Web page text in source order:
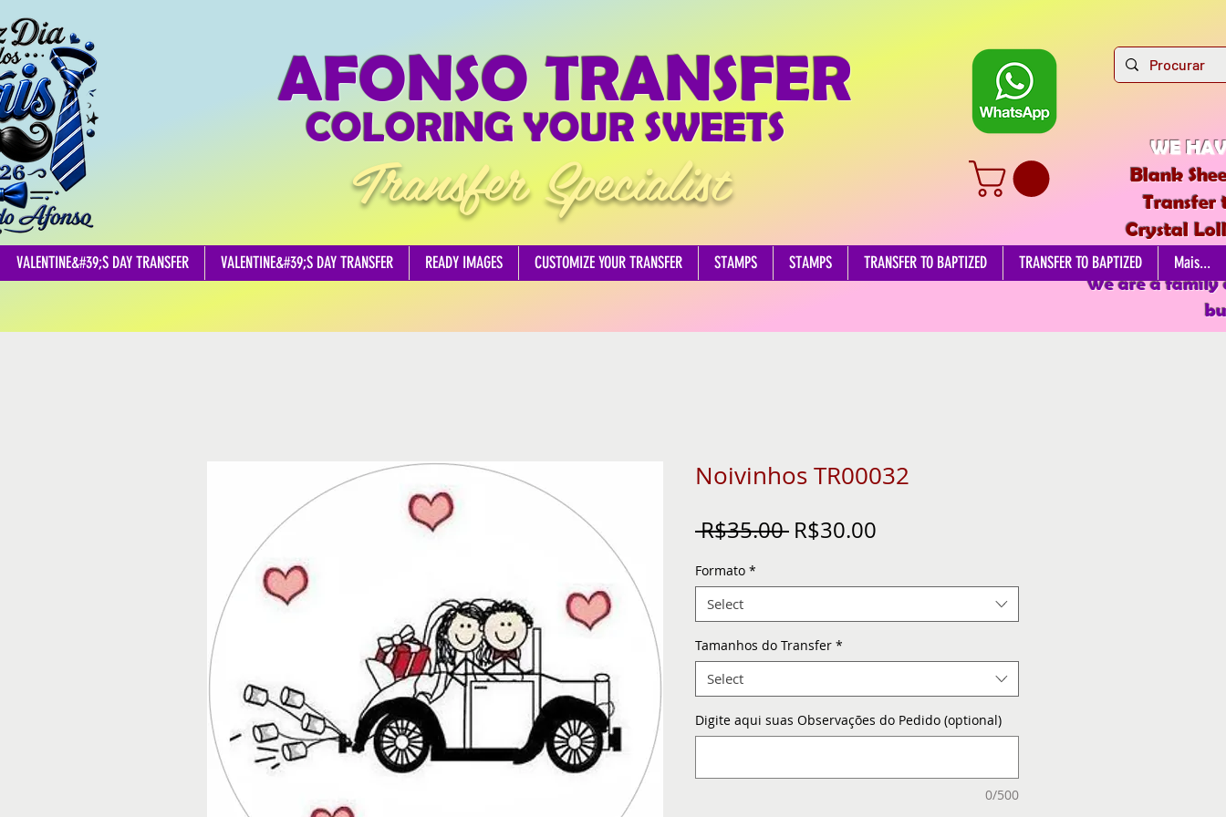
AFONSO TRANSFER
COLORING YOUR SWEETS
Transfer Specialist
WE
Blank
Transfer
Crystal
We are a family
VALENTINE&#39;S DAY TRANSFER VALENTINE&#39;S DAY TRANSFER READY IMAGES CUSTOMIZE YOUR TRANSFER STAMPS STAMPS TRANSFER TO BAPTIZED TRANSFER TO BAPTIZED Mais...
Noivinhos TR00032
R$35.00 Regular
R$30.00
Formato *
Select
Tamanhos do Transfer *
Select
Digite aqui suas Observações do Pedido (optional)
0/500